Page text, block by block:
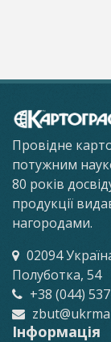
Провідне
потужним
80 років
продукції
нагородами.
02094
Полуботка, 54
+38 (044)
Інформація